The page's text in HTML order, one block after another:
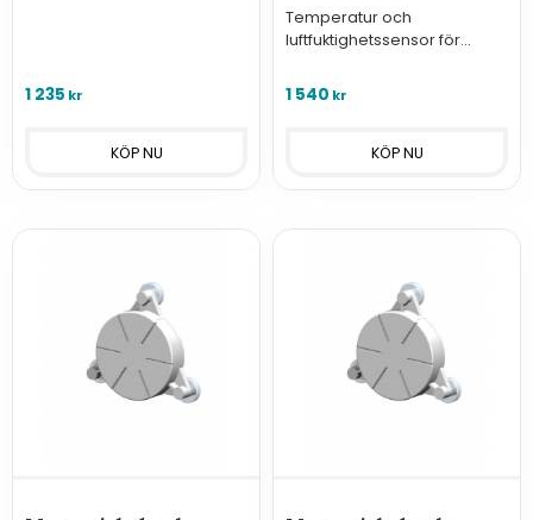
1 235 kr
Temperatur och
luftfuktighetssensor för
informationen över Sigfox
1 540 kr